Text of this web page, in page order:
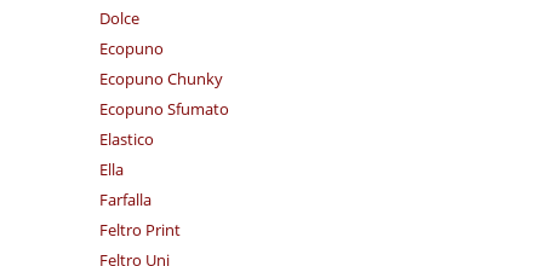
Dolce
Ecopuno
Ecopuno Chunky
Ecopuno Sfumato
Elastico
Ella
Farfalla
Feltro Print
Feltro Uni